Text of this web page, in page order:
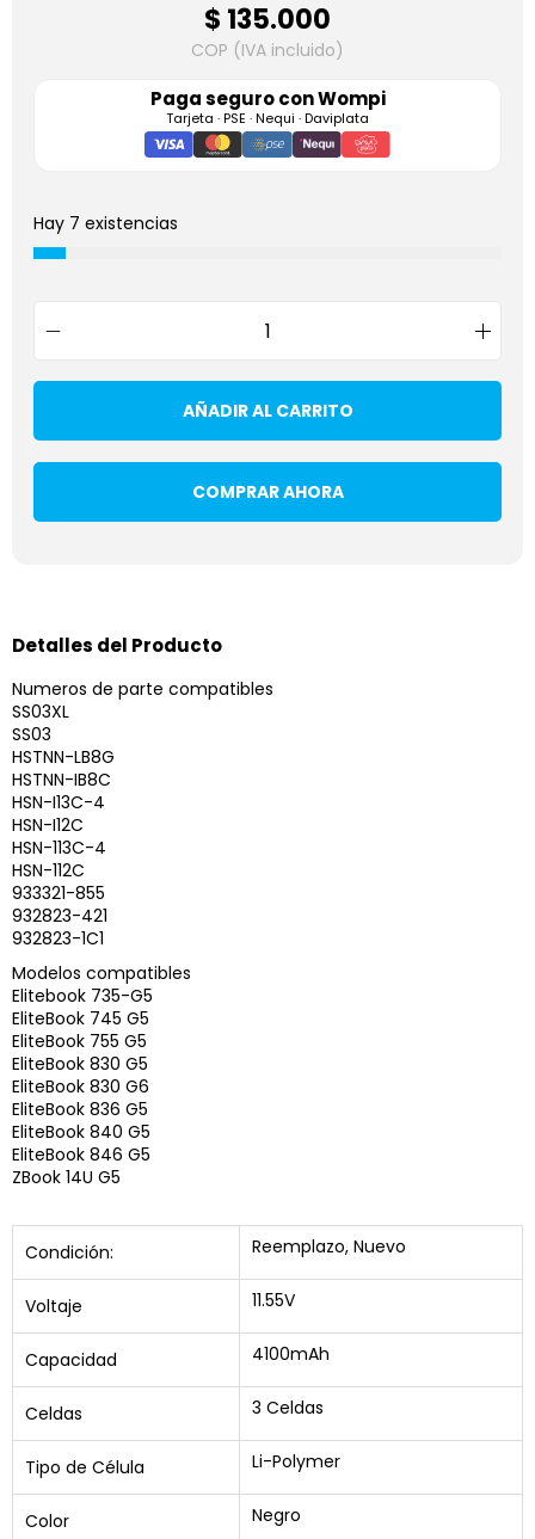
$ 135.000
COP (IVA incluido)
Paga seguro conWompi
Tarjeta · PSE · Nequi · Daviplata
Hay 7 existencias
AÑADIR AL CARRITO
COMPRAR AHORA
Detalles del Producto
Numeros de parte compatibles
SS03XL
SS03
HSTNN-LB8G
HSTNN-IB8C
HSN-I13C-4
HSN-I12C
HSN-113C-4
HSN-112C
933321-855
932823-421
932823-1C1
Modelos compatibles
Elitebook 735-G5
EliteBook 745 G5
EliteBook 755 G5
EliteBook 830 G5
EliteBook 830 G6
EliteBook 836 G5
EliteBook 840 G5
EliteBook 846 G5
ZBook 14U G5
Condición: Reemplazo, Nuevo
Voltaje 11.55V
Capacidad 4100mAh
Celdas 3 Celdas
Tipo de Célula Li-Polymer
Color Negro